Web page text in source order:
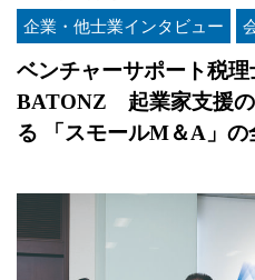
企業・他士業インタビュー
ベンチャーサポート税理
BATONZ 起業家支援の
る 「スモールM＆A」の